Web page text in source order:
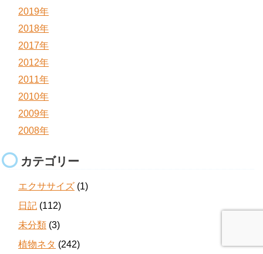
2019年
2018年
2017年
2012年
2011年
2010年
2009年
2008年
カテゴリー
エクササイズ (1)
日記 (112)
未分類 (3)
植物ネタ (242)